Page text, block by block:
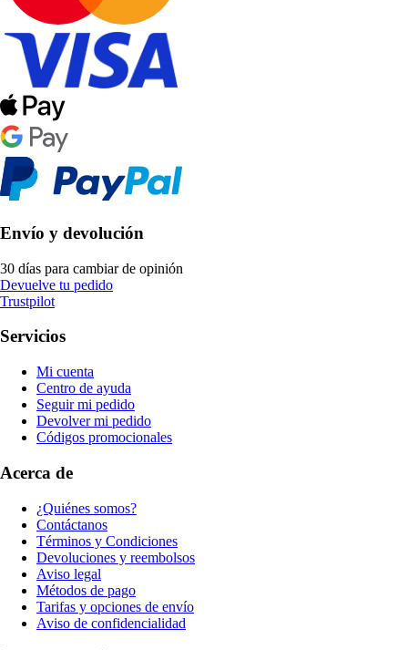
Envío y devolución
30 días para cambiar de opinión
Devuelve tu pedido
Trustpilot
Servicios
Mi cuenta
Centro de ayuda
Seguir mi pedido
Devolver mi pedido
Códigos promocionales
Acerca de
¿Quiénes somos?
Contáctanos
Términos y Condiciones
Devoluciones y reembolsos
Aviso legal
Métodos de pago
Tarifas y opciones de envío
Aviso de confidencialidad